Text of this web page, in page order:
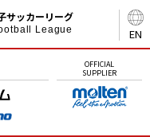
EN
サッカーリーグ
League
OFFICIAL
SUPPLIER